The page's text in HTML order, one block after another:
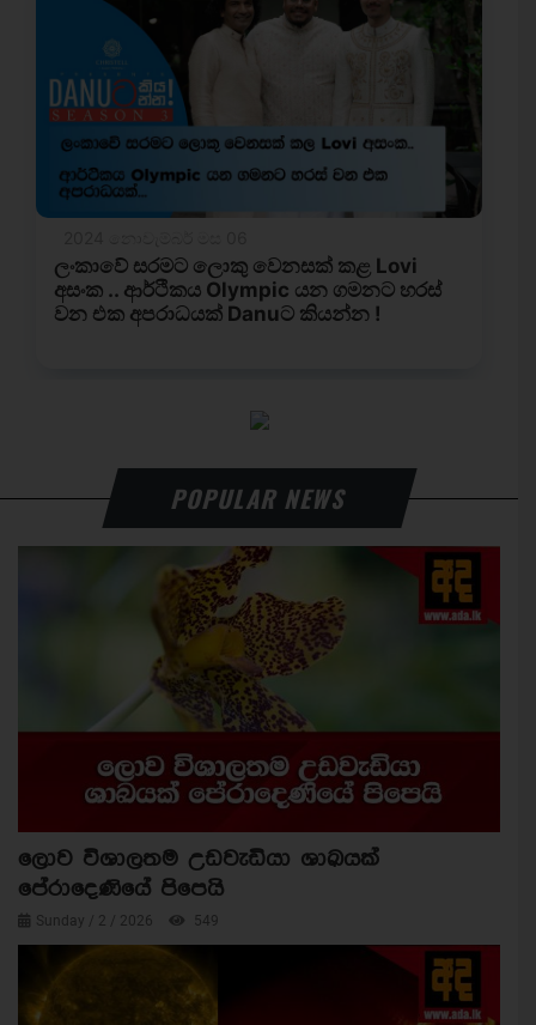
POPULAR NEWS
ලොව විශාලතම උඩවැඩියා ශාඛයක්
පේරාදෙණියේ පිපෙයි
Sunday / 2 / 2026 549